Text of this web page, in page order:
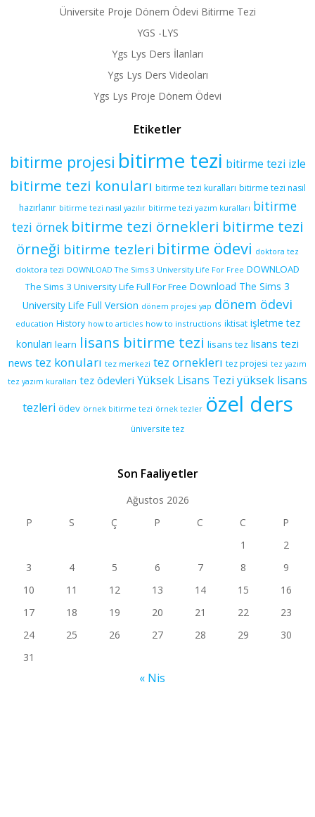
Üniversite Proje Dönem Ödevi Bitirme Tezi
YGS -LYS
Ygs Lys Ders İlanları
Ygs Lys Ders Videoları
Ygs Lys Proje Dönem Ödevi
Etiketler
bitirme projesi bitirme tezi bitirme tezi izle
bitirme tezi konuları bitirme tezi kuralları bitirme tezi nasıl
hazırlanır bitirme tezi nasıl yazılır bitirme tezi yazım kuralları bitirme
tezi örnek bitirme tezi örnekleri bitirme tezi
örneği bitirme tezleri bitirme ödevi doktora tez
doktora tezi DOWNLOAD The Sims 3 University Life For Free DOWNLOAD
The Sims 3 University Life Full For Free Download The Sims 3
University Life Full Version dönem projesi yap dönem ödevi
education History how to articles how to instructions iktisat işletme tez
konuları learn lisans bitirme tezi lisans tez lisans tezi
news tez konuları tez merkezi tez orneklerı tez projesi tez yazım
tez yazım kuralları tez ödevleri Yüksek Lisans Tezi yüksek lisans
tezleri ödev örnek bitirme tezi örnek tezler özel ders
üniversite tez
Son Faaliyetler
Ağustos 2026
P
S Ç P C C
P
1
2
3
4 5 6 7 8
9
10
11 12 13 14 15
16
17
18 19 20 21 22
23
24
25 26 27 28 29
30
31
« Nis